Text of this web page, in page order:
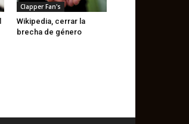
Clapper Fan's
Wikipedia, cerrar la
brecha de género